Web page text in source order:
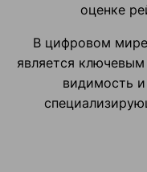
оценке
В цифровом
является
видимость и